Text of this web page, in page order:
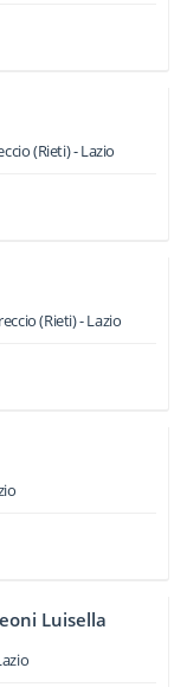
(Rieti) -Lazio
(Rieti) -Lazio
Luisella